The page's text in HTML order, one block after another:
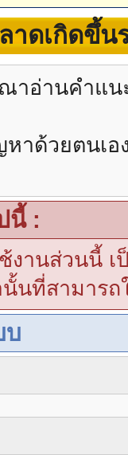
ดเกิดขึ้น
าอ่านคำแน
าด้วยตนเ
นี้ :
านส่วนนี้ เ
นที่สามารถ
บ